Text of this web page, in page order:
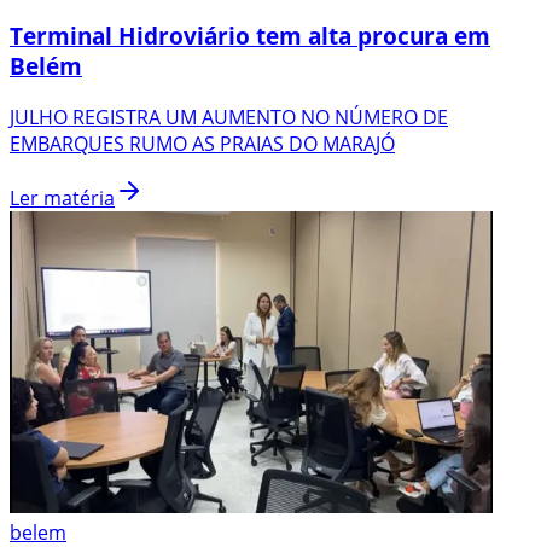
Terminal Hidroviário tem alta procura em
Belém
JULHO REGISTRA UM AUMENTO NO NÚMERO DE
EMBARQUES RUMO AS PRAIAS DO MARAJÓ
Ler matéria
belem